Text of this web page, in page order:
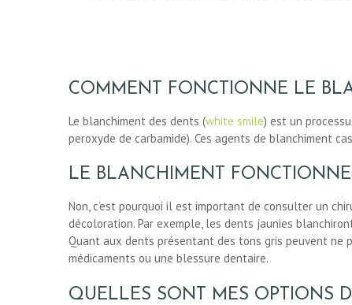
SÉJOUR
BLOG
CONTACT
DEMANDE DE
DEVIS
COMMENT FONCTIONNE LE
Le blanchiment des dents (white smile) est un
peroxyde de carbamide). Ces agents de blanchiment
LE BLANCHIMENT
Non, c’est pourquoi il est important de consulter un
décoloration. Par exemple, les dents jaunies
Quant aux dents présentant des tons gris peuvent ne
médicaments ou une blessure dentaire.
QUELLES SONT MES OPTIONS